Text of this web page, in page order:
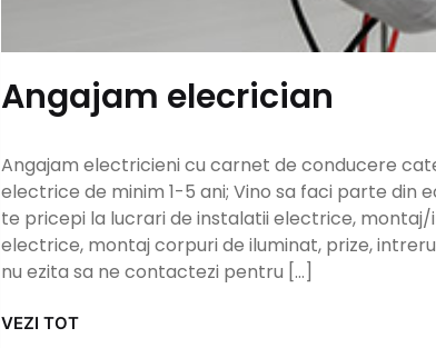
Angajam elecrician
Angajam electricieni cu carnet de conducere
electrice de minim 1-5 ani; Vino sa faci parte din
te pricepi la lucrari de instalatii electrice,
electrice, montaj corpuri de iluminat, prize,
nu ezita sa ne contactezi pentru […]
VEZI TOT